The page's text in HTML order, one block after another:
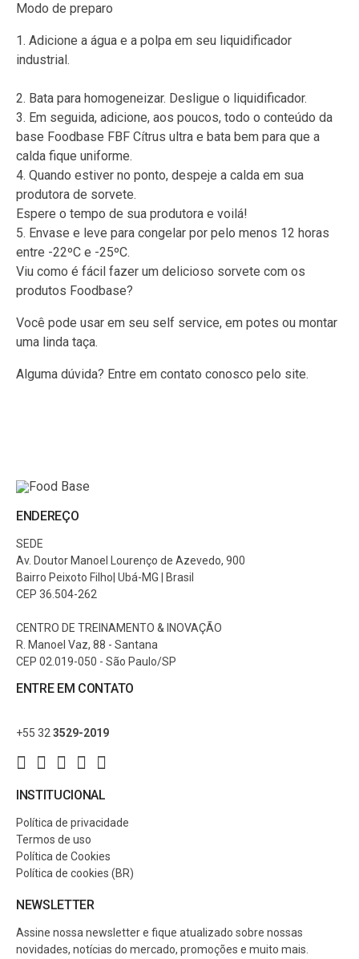
Modo de preparo
1. Adicione a água e a polpa em seu liquidificador
industrial.
2. Bata para homogeneizar. Desligue o liquidificador.
3. Em seguida, adicione, aos poucos, todo o conteúdo da
base Foodbase FBF Cítrus ultra e bata bem para que a
calda fique uniforme.
4. Quando estiver no ponto, despeje a calda em sua
produtora de sorvete.
Espere o tempo de sua produtora e voilá!
5. Envase e leve para congelar por pelo menos 12 horas
entre -22ºC e -25ºC.
Viu como é fácil fazer um delicioso sorvete com os
produtos Foodbase?
Você pode usar em seu self service, em potes ou montar
uma linda taça.
Alguma dúvida? Entre em contato conosco pelo site.
ENDEREÇO
SEDE
Av. Doutor Manoel Lourenço de Azevedo, 900
Bairro Peixoto Filho| Ubá-MG | Brasil
CEP 36.504-262
CENTRO DE TREINAMENTO & INOVAÇÃO
R. Manoel Vaz, 88 - Santana
CEP 02.019-050 - São Paulo/SP
ENTRE EM CONTATO
+55 32 3529-2019
INSTITUCIONAL
Política de privacidade
Termos de uso
Política de Cookies
Política de cookies (BR)
NEWSLETTER
Assine nossa newsletter e fique atualizado sobre nossas
novidades, notícias do mercado, promoções e muito mais.